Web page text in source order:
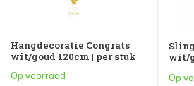
Hangdecoratie Congrats
wit/goud 120cm | per stuk
Op voorraad
wit/
Op